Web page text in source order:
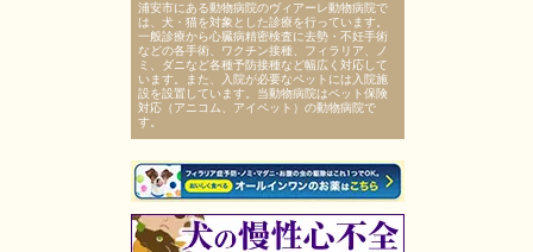
浦安市にある動物病院のヴィアーレ動物病院で
は、犬・猫を対象とした診療を行っています。
一般診療から心臓病精密検査に去勢・不妊手術
などの各手術、ワクチン接種、フィラリア、ノ
ミ、ダニなど各種予防接種など幅広く対応して
います。また、入院が必要なペットには入院施
設を設置しています。当動物病院はペット保険
対応（アニコム、アイペット）の動物病院で
す。